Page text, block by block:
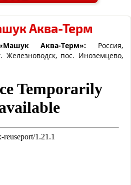
Аква-Терм
Машук Аква-Терм»:
Россия,
Железноводск, пос. Иноземцево,